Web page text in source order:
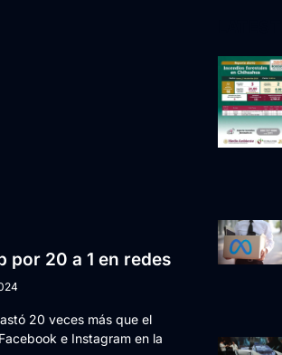
por 20 a 1 en redes
20 veces más que el
e Instagram en la